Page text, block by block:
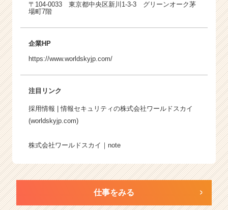
〒104-0033 東京都中央区新川1-3-3 グリーンオーク茅
場町7階
企業HP
https://www.worldskyjp.com/
注目リンク
採用情報 | 情報セキュリティの株式会社ワールドスカイ
(worldskyjp.com)
株式会社ワールドスカイ｜note
仕事をみる